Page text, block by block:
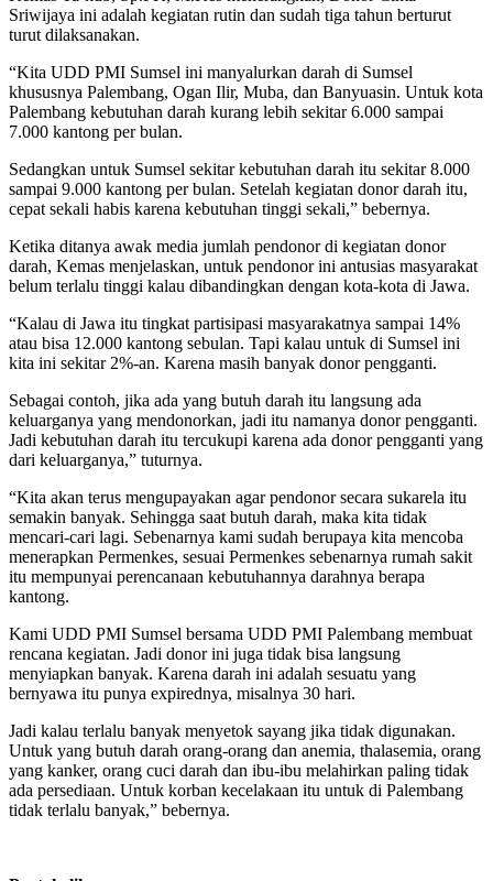
Sriwijaya ini adalah kegiatan rutin dan sudah tiga tahun berturut
turut dilaksanakan.
“Kita UDD PMI Sumsel ini manyalurkan darah di Sumsel
khususnya Palembang, Ogan Ilir, Muba, dan Banyuasin. Untuk kota
Palembang kebutuhan darah kurang lebih sekitar 6.000 sampai
7.000 kantong per bulan.
Sedangkan untuk Sumsel sekitar kebutuhan darah itu sekitar 8.000
sampai 9.000 kantong per bulan. Setelah kegiatan donor darah itu,
cepat sekali habis karena kebutuhan tinggi sekali,” bebernya.
Ketika ditanya awak media jumlah pendonor di kegiatan donor
darah, Kemas menjelaskan, untuk pendonor ini antusias masyarakat
belum terlalu tinggi kalau dibandingkan dengan kota-kota di Jawa.
“Kalau di Jawa itu tingkat partisipasi masyarakatnya sampai 14%
atau bisa 12.000 kantong sebulan. Tapi kalau untuk di Sumsel ini
kita ini sekitar 2%-an. Karena masih banyak donor pengganti.
Sebagai contoh, jika ada yang butuh darah itu langsung ada
keluarganya yang mendonorkan, jadi itu namanya donor pengganti.
Jadi kebutuhan darah itu tercukupi karena ada donor pengganti yang
dari keluarganya,” tuturnya.
“Kita akan terus mengupayakan agar pendonor secara sukarela itu
semakin banyak. Sehingga saat butuh darah, maka kita tidak
mencari-cari lagi. Sebenarnya kami sudah berupaya kita mencoba
menerapkan Permenkes, sesuai Permenkes sebenarnya rumah sakit
itu mempunyai perencanaan kebutuhannya darahnya berapa
kantong.
Kami UDD PMI Sumsel bersama UDD PMI Palembang membuat
rencana kegiatan. Jadi donor ini juga tidak bisa langsung
menyiapkan banyak. Karena darah ini adalah sesuatu yang
bernyawa itu punya expirednya, misalnya 30 hari.
Jadi kalau terlalu banyak menyetok sayang jika tidak digunakan.
Untuk yang butuh darah orang-orang dan anemia, thalasemia, orang
yang kanker, orang cuci darah dan ibu-ibu melahirkan paling tidak
ada persediaan. Untuk korban kecelakaan itu untuk di Palembang
tidak terlalu banyak,” bebernya.